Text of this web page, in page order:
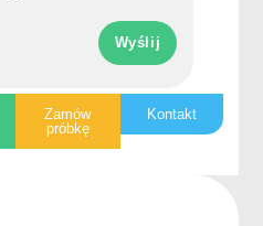
Wyślij
Zamów
próbkę
Kontakt